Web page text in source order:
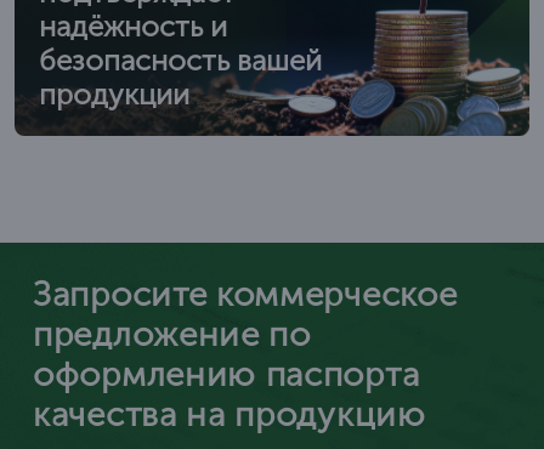
надёжность и
безопасность вашей
продукции
Запросите коммерческое
предложение по
оформлению паспорта
качества на продукцию